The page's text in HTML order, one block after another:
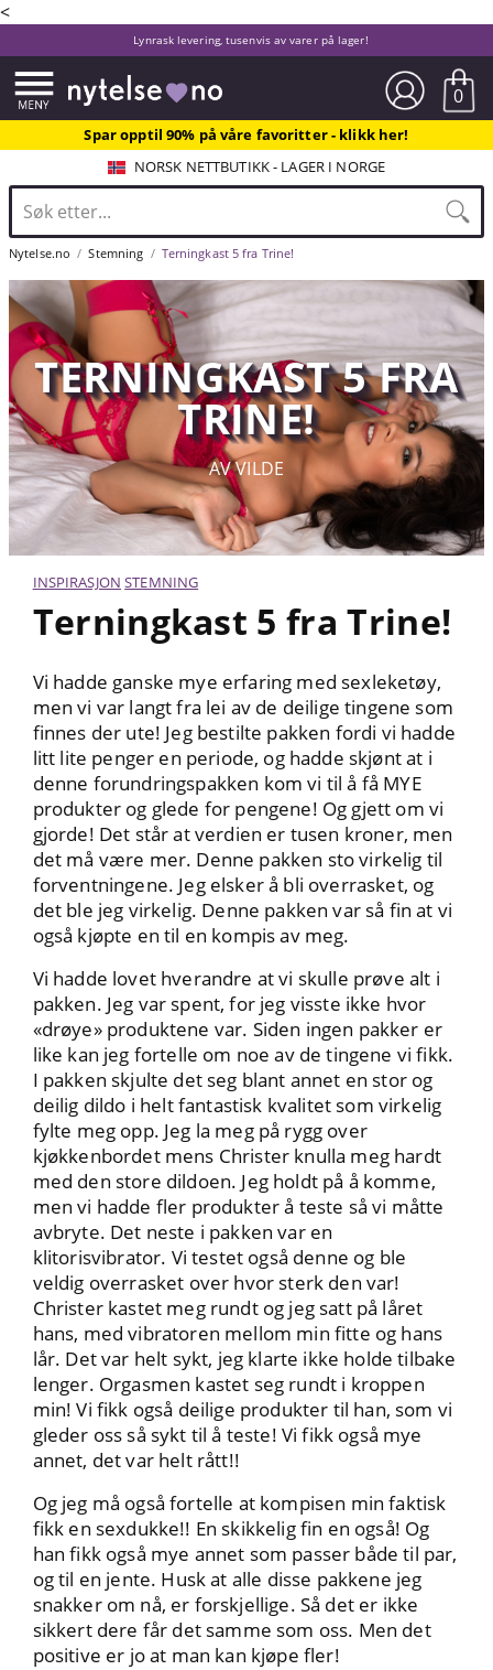
<
Lynrask levering, tusenvis av varer på lager!
0
Spar opptil 90% på våre favoritter - klikk her!
NORSK NETTBUTIKK - LAGER I NORGE
Nytelse.no Stemning Terningkast 5 fra Trine!
TERNINGKAST 5 FRA
TRINE!
AV VILDE
INSPIRASJON STEMNING
Terningkast 5 fra Trine!
Vi hadde ganske mye erfaring med sexleketøy,
men vi var langt fra lei av de deilige tingene som
finnes der ute! Jeg bestilte pakken fordi vi hadde
litt lite penger en periode, og hadde skjønt at i
denne forundringspakken kom vi til å få MYE
produkter og glede for pengene! Og gjett om vi
gjorde! Det står at verdien er tusen kroner, men
det må være mer. Denne pakken sto virkelig til
forventningene. Jeg elsker å bli overrasket, og
det ble jeg virkelig. Denne pakken var så fin at vi
også kjøpte en til en kompis av meg.
Vi hadde lovet hverandre at vi skulle prøve alt i
pakken. Jeg var spent, for jeg visste ikke hvor
«drøye» produktene var. Siden ingen pakker er
like kan jeg fortelle om noe av de tingene vi fikk.
I pakken skjulte det seg blant annet en stor og
deilig dildo i helt fantastisk kvalitet som virkelig
fylte meg opp. Jeg la meg på rygg over
kjøkkenbordet mens Christer knulla meg hardt
med den store dildoen. Jeg holdt på å komme,
men vi hadde fler produkter å teste så vi måtte
avbryte. Det neste i pakken var en
klitorisvibrator. Vi testet også denne og ble
veldig overrasket over hvor sterk den var!
Christer kastet meg rundt og jeg satt på låret
hans, med vibratoren mellom min fitte og hans
lår. Det var helt sykt, jeg klarte ikke holde tilbake
lenger. Orgasmen kastet seg rundt i kroppen
min! Vi fikk også deilige produkter til han, som vi
gleder oss så sykt til å teste! Vi fikk også mye
annet, det var helt rått!!
Og jeg må også fortelle at kompisen min faktisk
fikk en sexdukke!! En skikkelig fin en også! Og
han fikk også mye annet som passer både til par,
og til en jente. Husk at alle disse pakkene jeg
snakker om nå, er forskjellige. Så det er ikke
sikkert dere får det samme som oss. Men det
positive er jo at man kan kjøpe fler!